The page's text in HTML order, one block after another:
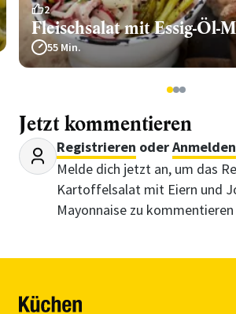
2
Fleischsalat mit Essig-Öl-
55 Min.
123
Jetzt kommentieren
Registrieren oderAnmelden
Melde dich jetzt an, um das
Kartoffelsalat mit Eiern und
Mayonnaise zu kommentieren